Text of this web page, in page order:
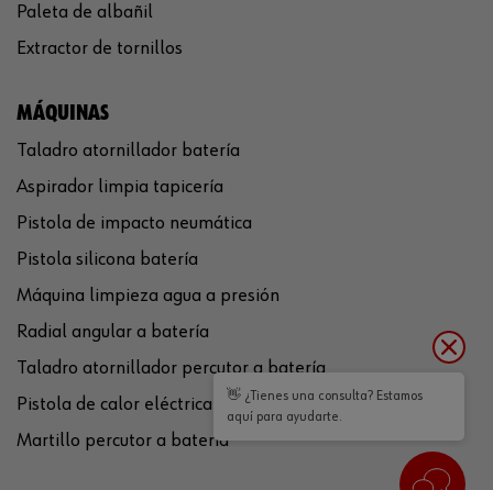
Paleta de albañil
Extractor de tornillos
MÁQUINAS
Taladro atornillador batería
Aspirador limpia tapicería
Pistola de impacto neumática
Pistola silicona batería
Máquina limpieza agua a presión
Radial angular a batería
Taladro atornillador percutor a batería
Pistola de calor eléctrica
Martillo percutor a batería
👋 ¿Tienes una consulta? Estamos
aquí para ayudarte.